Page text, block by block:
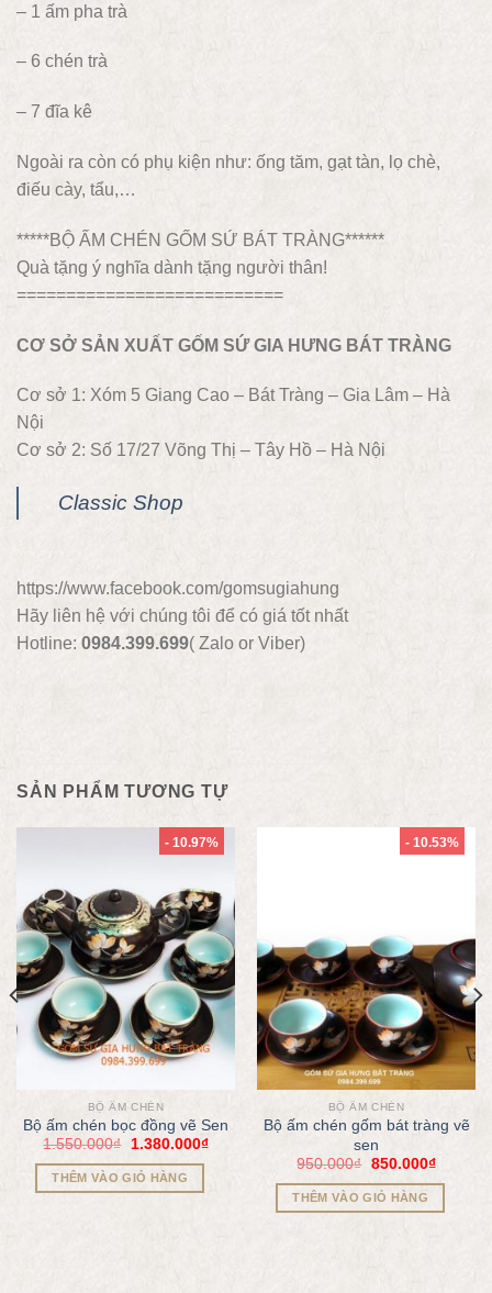
– 1 ấm pha trà
– 6 chén trà
– 7 đĩa kê
Ngoài ra còn có phụ kiện như: ống tăm, gạt tàn, lọ chè,
điếu cày, tẩu,…
*****BỘ ẤM CHÉN GỐM SỨ BÁT TRÀNG******
Quà tặng ý nghĩa dành tặng người thân!
===========================
CƠ SỞ SẢN XUẤT GỐM SỨ GIA HƯNG BÁT TRÀNG
Cơ sở 1: Xóm 5 Giang Cao – Bát Tràng – Gia Lâm – Hà
Nội
Cơ sở 2: Số 17/27 Võng Thị – Tây Hồ – Hà Nội
Classic Shop
https://www.facebook.com/gomsugiahung
Hãy liên hệ với chúng tôi để có giá tốt nhất
Hotline: 0984.399.699( Zalo or Viber)
SẢN PHẨM TƯƠNG TỰ
- 10.97%
BỘ ẤM CHÉN
Bộ ấm chén bọc đồng vẽ Sen
1.550.000₫ 1.380.000₫
THÊM VÀO GIỎ HÀNG
- 10.53%
BỘ ẤM CHÉN
Bộ ấm chén gốm bát tràng vẽ
sen
950.000₫ 850.000₫
THÊM VÀO GIỎ HÀNG